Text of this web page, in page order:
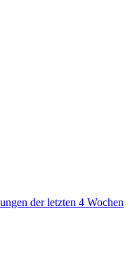
der letzten 4 Wochen